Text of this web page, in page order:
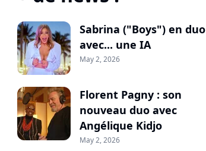
Sabrina ("Boys") en duo
avec... une IA
May 2, 2026
Florent Pagny : son
nouveau duo avec
Angélique Kidjo
May 2, 2026